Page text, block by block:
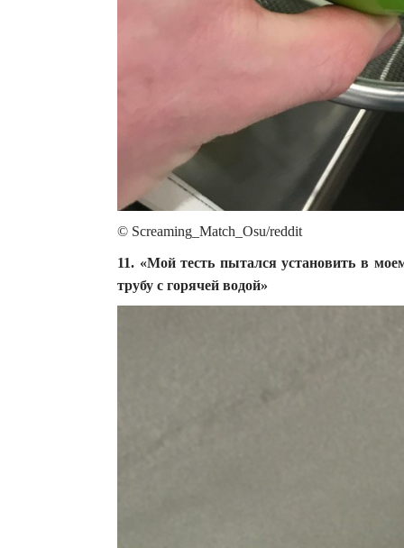
© Screaming_Match_Osu/reddit
11. «Мой тесть пытался установить в
трубу с горячей водой»